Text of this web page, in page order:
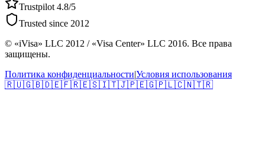
Trustpilot 4.8/5
Trusted since 2012
© «iVisa» LLC 2012 / «Visa Center» LLC 2016. Все права
защищены.
Политика конфиденциальности|Условия использования
🇷🇺🇬🇧🇩🇪🇫🇷🇪🇸🇮🇹🇯🇵🇪🇬🇵🇱🇨🇳🇹🇷